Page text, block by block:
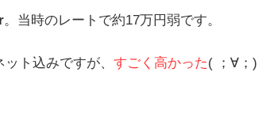
。当時のレートで約17万円弱です。
ト込みですが、 すごく高かった( ；∀；)